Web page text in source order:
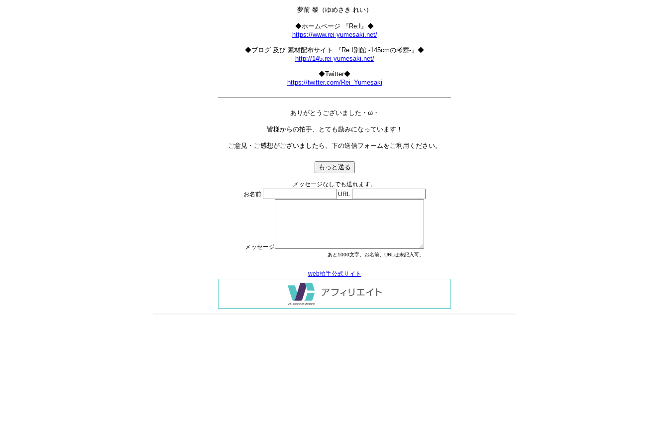
夢前 黎（ゆめさき れい）
◆ホームページ 『Re:I』◆
https://www.rei-yumesaki.net/
◆ブログ 及び 素材配布サイト 『Re:I別館 -145cmの考察-』◆
http://145.rei-yumesaki.net/
◆Twitter◆
https://twitter.com/Rei_Yumesaki
――――――――――――――――――――――――――――――――――――
ありがとうございました・ω・
皆様からの拍手、とても励みになっています！
ご意見・ご感想がございましたら、下の送信フォームをご利用ください。
メッセージなしでも送れます。
お名前
URL
メッセージ
あと 1000文字。お名前、URLは未記入可。
web拍手公式サイト